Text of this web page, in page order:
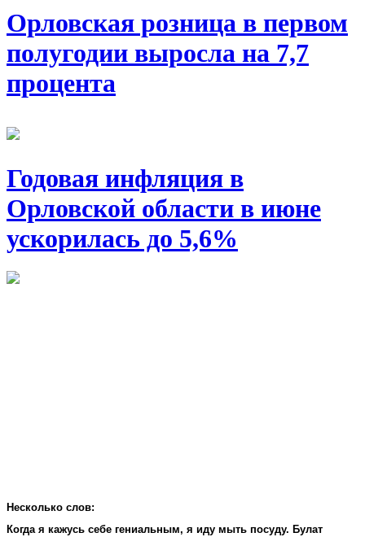
Орловская розница в первом
полугодии выросла на 7,7
процента
Годовая инфляция в
Орловской области в июне
ускорилась до 5,6%
Несколько слов:
Когда я кажусь себе гениальным, я иду мыть посуду. Булат